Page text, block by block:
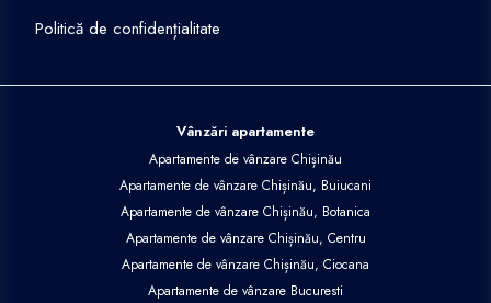
Politică de confidențialitate
Vânzări apartamente
Apartamente de vânzare Chișinău
Apartamente de vânzare Chișinău, Buiucani
Apartamente de vânzare Chișinău, Botanica
Apartamente de vânzare Chișinău, Centru
Apartamente de vânzare Chișinău, Ciocana
Apartamente de vânzare Bucuresti